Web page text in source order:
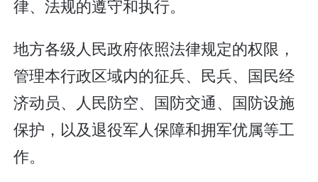
律、法规的遵守和执行。
地方各级人民政府依照法律规定的权限，
管理本行政区域内的征兵、民兵、国民经
济动员、人民防空、国防交通、国防设施
保护，以及退役军人保障和拥军优属等工
作。